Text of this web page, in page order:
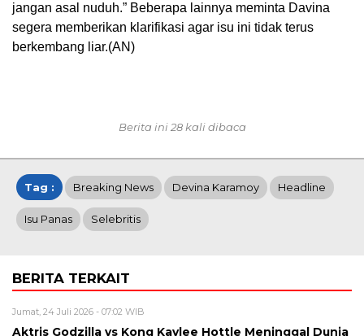
jangan asal nuduh.” Beberapa lainnya meminta Davina
segera memberikan klarifikasi agar isu ini tidak terus
berkembang liar.(AN)
Berita ini 28 kali dibaca
Tag : Breaking News Devina Karamoy Headline
Isu Panas Selebritis
BERITA TERKAIT
Jumat, 24 Juli 2026 - 07:02 WIB
Aktris Godzilla vs Kong Kaylee Hottle Meninggal Dunia